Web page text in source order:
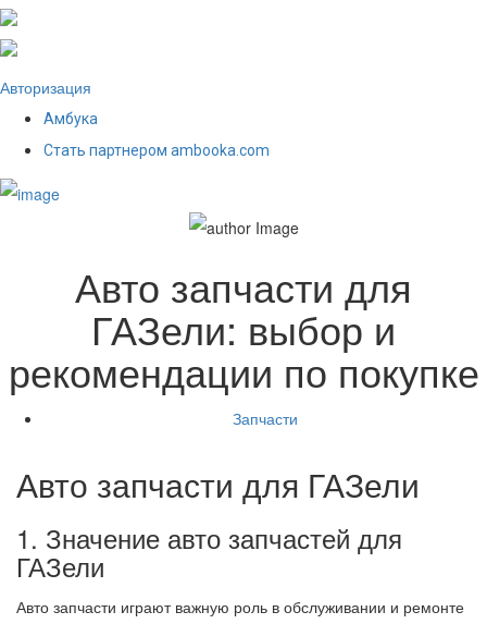
Авторизация
Амбука
Стать партнером ambooka.com
Авто запчасти для
ГАЗели: выбор и
рекомендации по покупке
Запчасти
Авто запчасти для ГАЗели
1. Значение авто запчастей для
ГАЗели
Авто запчасти играют важную роль в обслуживании и ремонте